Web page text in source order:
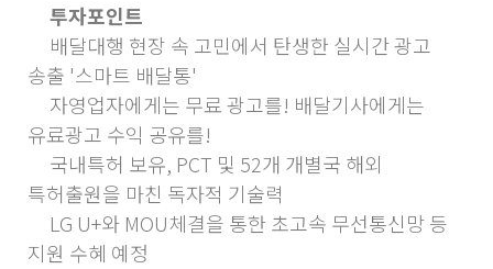
투자포인트
배달대행 현장 속 고민에서 탄생한 실시간 광고
송출 '스마트 배달통'
자영업자에게는 무료 광고를! 배달기사에게는
유료광고 수익 공유를!
국내특허 보유, PCT 및 52개 개별국 해외
특허출원을 마친 독자적 기술력
LG U+와 MOU체결을 통한 초고속 무선통신망 등
지원 수혜 예정